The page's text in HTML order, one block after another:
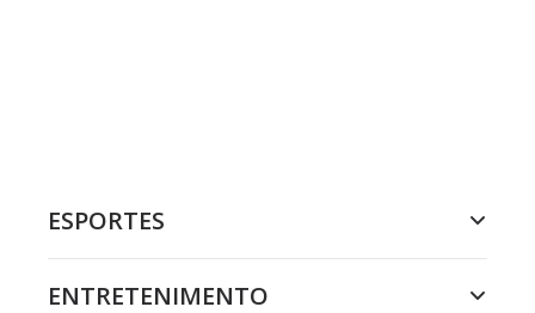
ESPORTES
ENTRETENIMENTO